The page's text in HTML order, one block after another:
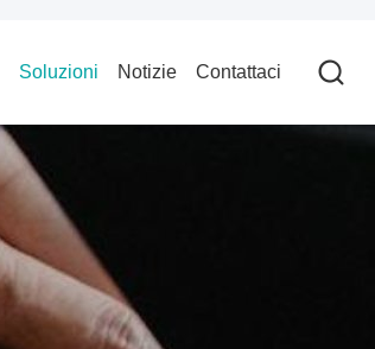
Soluzioni Notizie Contattaci